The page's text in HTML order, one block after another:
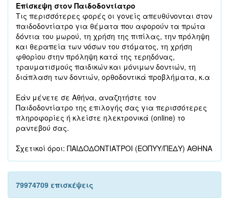
Επίσκεψη στον Παιδοδοντίατρο
Τις περισσότερες φορές οι γονείς απευθύνονται στον
παιδοδοντίατρο για θέματα που αφορούν τα πρώτα
δόντια του μωρού, τη χρήση της πιπίλας, την πρόληψη
και θεραπεία των νόσων του στόματος, τη χρήση
φθορίου στην πρόληψη κατά της τερηδόνας,
τραυματισμούς παιδικών και μόνιμων δοντιών, τη
διάπλαση των δοντιών, ορθοδοντικά προβλήματα, κ.α
Εάν μένετε σε Αθήνα, αναζητήστε τον
Παιδοδοντίατρο της επιλογής σας για περισσότερες
πληροφορίες ή κλείστε ηλεκτρονικά (online) το
ραντεβού σας.
Σχετικοί όροι: ΠΑΙΔΟΔΟΝΤΙΑΤΡΟΙ (ΕΟΠΥΥ/ΠΕΔΥ) ΑΘΗΝΑ
79974709 επισκέψεις